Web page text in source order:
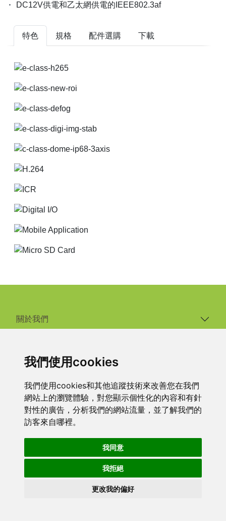
我們使用cookies
我們使用cookies和其他追蹤技術來改善您在我們
網站上的瀏覽體驗，對您顯示個性化的內容和有針
對性的廣告，分析我們的網站流量，並了解我們的
訪客來自哪裡。
我同意
我拒絕
更改我的偏好
DC12V供電和乙太網供電的IEEE802.3af
特色 規格 配件選購 下載
關於我們
產品
Copyright©2024 3S System Tech. Inc. All Rights Reserved.